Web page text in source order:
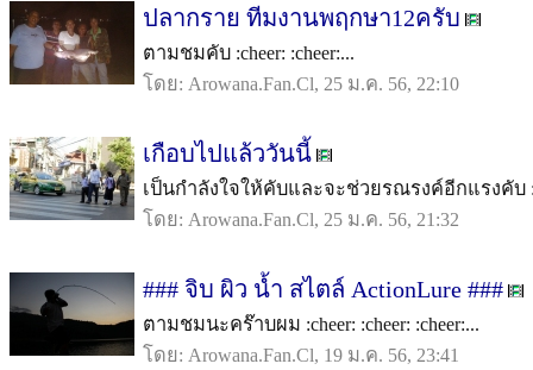
ปลากราย ทีมงานพฤกษา12ครับ
ตามชมคับ :cheer: :cheer:...
โดย: Arowana.Fan.Cl, 25 ม.ค. 56, 22:10
เกือบไปแล้ววันนี้
เป็นกำลังใจให้คับและจะช่วยรณรงค์อีกแรงคับ
โดย: Arowana.Fan.Cl, 25 ม.ค. 56, 21:32
### จิบ ผิว น้ำ สไตล์ ActionLure ###
ตามชมนะคร๊าบผม :cheer: :cheer: :cheer:...
โดย: Arowana.Fan.Cl, 19 ม.ค. 56, 23:41